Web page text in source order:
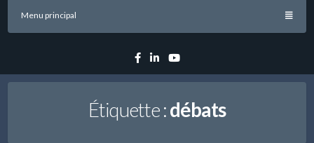
Menu principal
Facebook
LinkedinYouTube
Étiquette :débats